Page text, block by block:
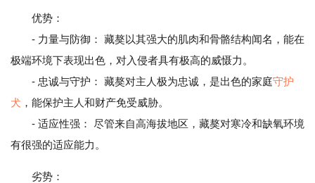
优势：
- 力量与防御： 藏獒以其强大的肌肉和骨骼结构闻名，能在
极端环境下表现出色，对入侵者具有极高的威慑力。
- 忠诚与守护： 藏獒对主人极为忠诚，是出色的家庭守护
犬 ，能保护主人和财产免受威胁。
- 适应性强： 尽管来自高海拔地区，藏獒对寒冷和缺氧环境
有很强的适应能力。
劣势：